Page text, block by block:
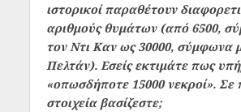
ιστορικοί παραθέτουν
αριθμούς θυμάτων (από 6500,
τον Ντι Καν ως 30000, σύμφωνα
Πελτάν). Εσείς εκτιμάτε πως
«οπωσδήποτε 15000 νεκροί». Σε
στοιχεία βασίζεστε;